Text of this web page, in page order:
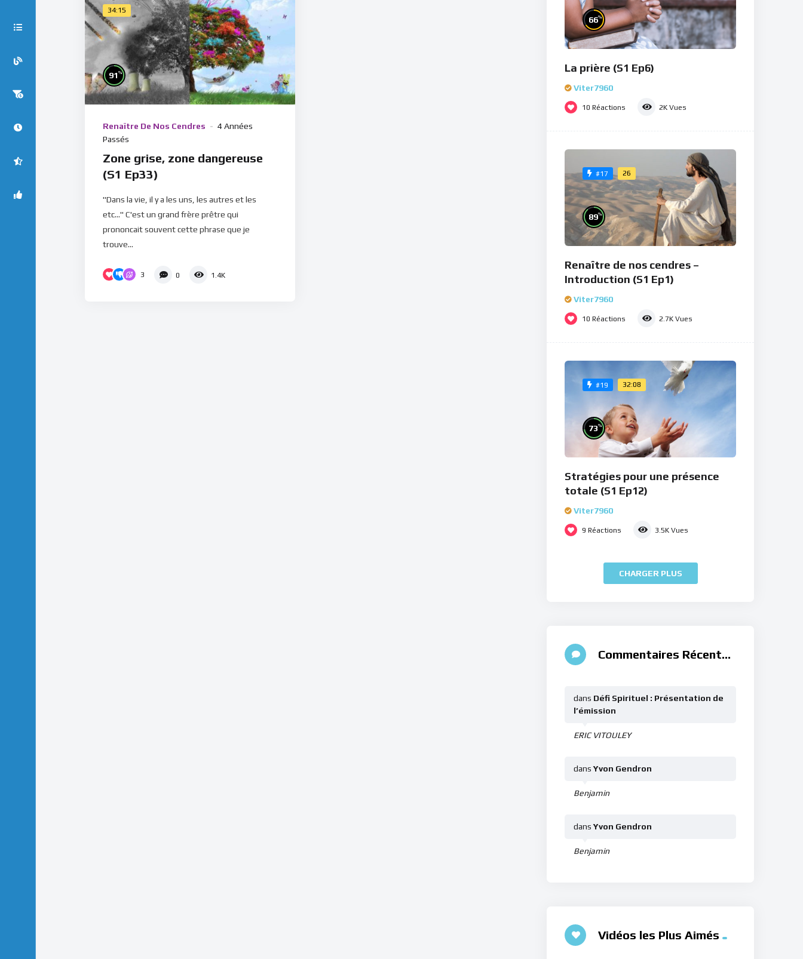
34:15
91 %
Renaître De Nos Cendres
4 Années
Passés
Zone grise, zone dangereuse
(S1 Ep33)
"Dans la vie, il y a les uns, les autres et les
etc..." C'est un grand frère prêtre qui
prononcait souvent cette phrase que je
trouve...
3 0 1.4K
66%
La prière (S1 Ep6)
Viter7960
10 Réactions 2K Vues
#17 26
89%
Renaître de nos cendres –
Introduction (S1 Ep1)
Viter7960
10 Réactions 2.7K Vues
#19 32:08
73%
Stratégies pour une présence
totale (S1 Ep12)
Viter7960
9 Réactions 3.5K Vues
CHARGER PLUS
Commentaires Récents
ERIC VITOULEY
dans Défi Spirituel : Présentation de
l’émission
Benjamin
dansYvon Gendron
Benjamin
dansYvon Gendron
Vidéos les Plus Aimés